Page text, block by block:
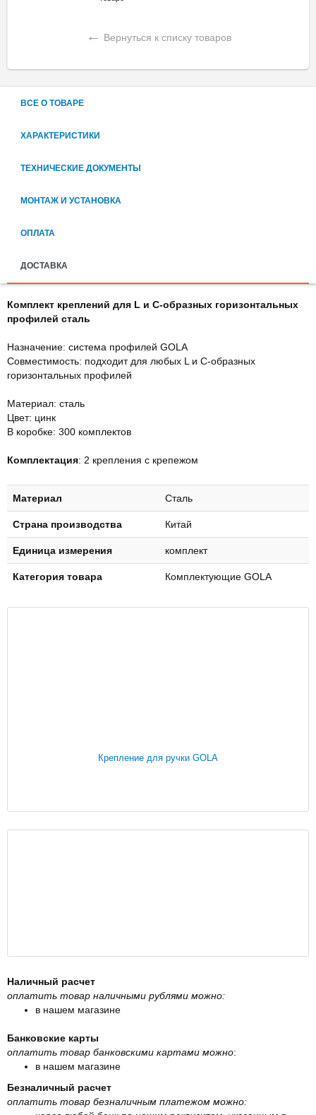
← Вернуться к списку товаров
ВСЕ О ТОВАРЕ
ХАРАКТЕРИСТИКИ
ТЕХНИЧЕСКИЕ ДОКУМЕНТЫ
МОНТАЖ И УСТАНОВКА
ОПЛАТА
ДОСТАВКА
Комплект креплений для L и C-образных горизонтальных
профилей сталь
Назначение: система профилей GOLA
Совместимость: подходит для любых L и C-образных
горизонтальных профилей
Материал: сталь
Цвет: цинк
В коробке: 300 комплектов
Комплектация: 2 крепления с крепежом
Материал Сталь
Страна производства Китай
Единица измерения комплект
Категория товара Комплектующие GOLA
Крепление для ручки GOLA
Наличный расчет
оплатить товар наличными рублями можно:
в нашем магазине
Банковские карты
оплатить товар банковскими картами можно:
в нашем магазине
Безналичный расчет
оплатить товар безналичным платежом можно: